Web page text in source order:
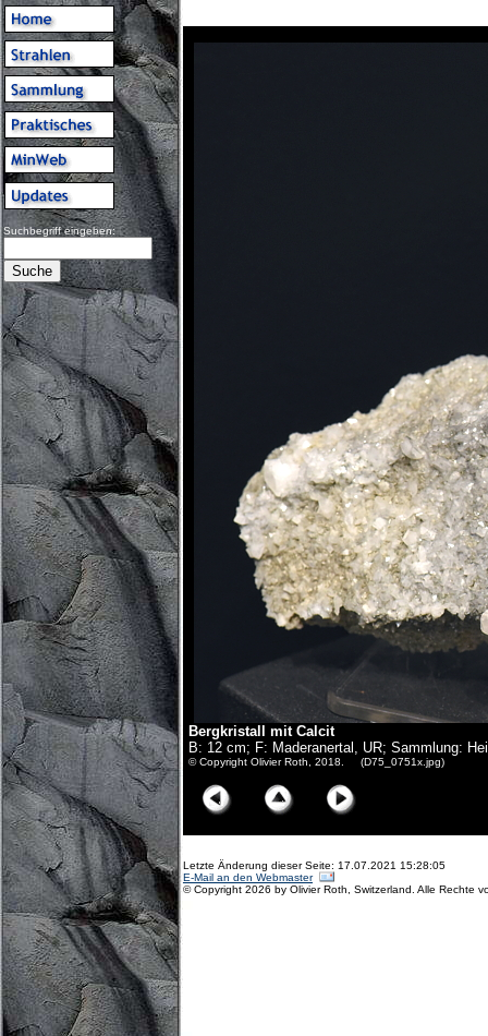
Suchbegriff eingeben:
Bergkristall mit Calcit
B: 12 cm; F: Maderanertal, UR; Sammlung:
© Copyright Olivier Roth, 2018. (D75_0751x.jpg)
Letzte Änderung dieser Seite: 17.07.2021 15:28:05
E-Mail an den Webmaster
© Copyright 2026 by Olivier Roth, Switzerland. Alle Rechte